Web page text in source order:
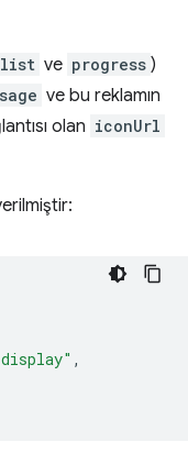
list ve progress )
ve bu reklamın
olan iconUrl
,